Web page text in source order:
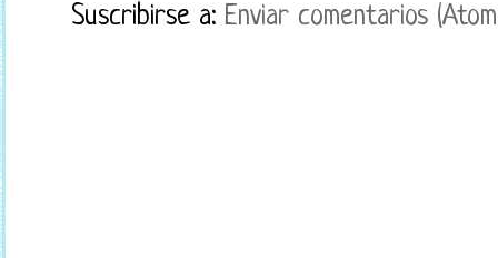
Suscribirse a: Enviar comentarios